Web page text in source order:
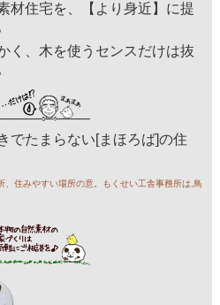
材住宅を、【より身近】に提
く、木を使うセンスだけは抜
でたまらない[まほろば]の住
住みやすい場所の意。もくせい工舎事務所は,鳥